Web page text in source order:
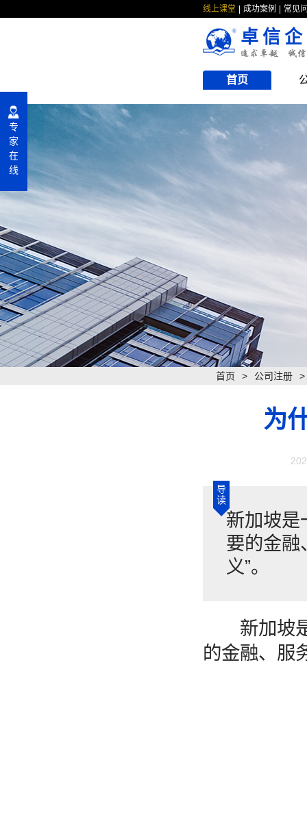
线上课堂 成功案例 常见
卓信
首页
首页 > 公司注册 >
为
导
读
新加坡是
要的金融
义”。
新加坡是
的金融、服
专
家
在
线